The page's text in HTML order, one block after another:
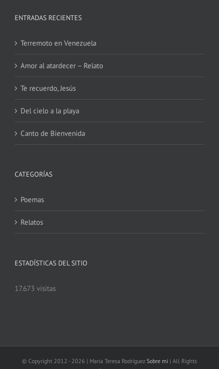
ENTRADAS RECIENTES
Terremoto en Venezuela
Amor al atardecer – Relato
Te recuerdo, Jesús
Del cielo a la playa
Canto de Bienvenida
CATEGORÍAS
Poemas
Relatos
ESTADÍSTICAS DEL SITIO
17.673 visitas
© Copyright 2012 - 2026 | Maria Teresa Rodríguez Sobre mi | All Rights